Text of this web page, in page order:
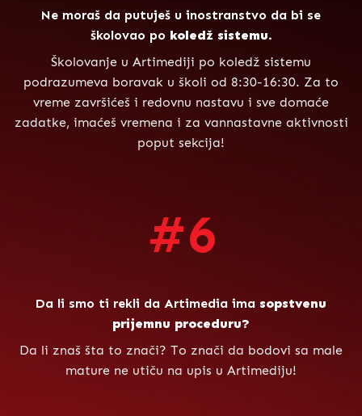
Ne moraš da putuješ u inostranstvo da bi se
školovao po koledž sistemu.
Školovanje u Artimediji po koledž sistemu
podrazumeva boravak u školi od 8:30-16:30. Za to
vreme završićeš i redovnu nastavu i sve domaće
zadatke, imaćeš vremena i za vannastavne aktivnosti
poput sekcija!
#6
Da li smo ti rekli da Artimedia ima sopstvenu
prijemnu proceduru?
Da li znaš šta to znači? To znači da bodovi sa male
mature ne utiču na upis u Artimediju!